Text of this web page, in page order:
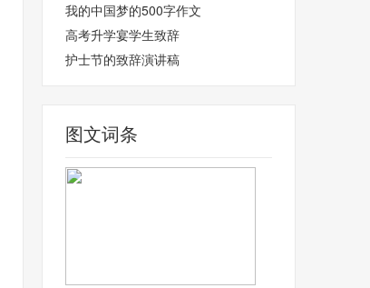
我的中国梦的500字作文
高考升学宴学生致辞
护士节的致辞演讲稿
图文词条